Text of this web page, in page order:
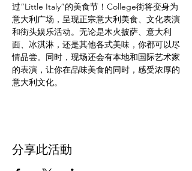
过“Little Italy”的美食节！College街将变身为
意大利广场，呈现正宗意大利美食、文化表演
和街头娱乐活动。无论是木火披萨、意大利
面、冰淇淋，还是其他各式美味，你都可以尽
情品尝。同时，现场还会有本地和国际艺术家
的表演，让你在品味美食的同时，感受浓厚的
意大利文化。
分享此活動